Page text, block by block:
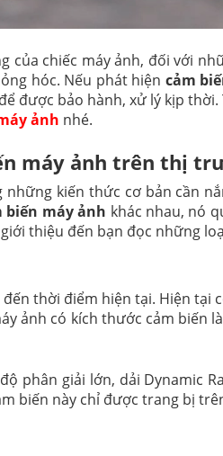
của chiếc máy ảnh, đối với
hóc. Nếu phát hiện cảm
được bảo hành, xử lý kịp
ảnh nhé.
máy ảnh trên thị
kiến thức cơ bản cần
biến máy ảnh khác nhau, nó
thiệu đến bạn đọc những
thời điểm hiện tại. Hiện tại
ảnh có kích thước cảm biến
phân giải lớn, dải Dynamic
biến này chỉ được trang bị